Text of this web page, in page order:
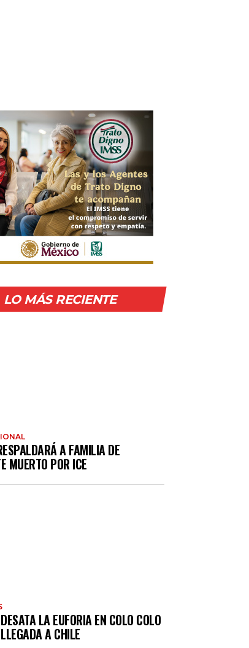
LO MÁS RECIENTE
A FAMILIA DE
MUERTO POR ICE
LA EUFORIA EN COLO COLO
A CHILE